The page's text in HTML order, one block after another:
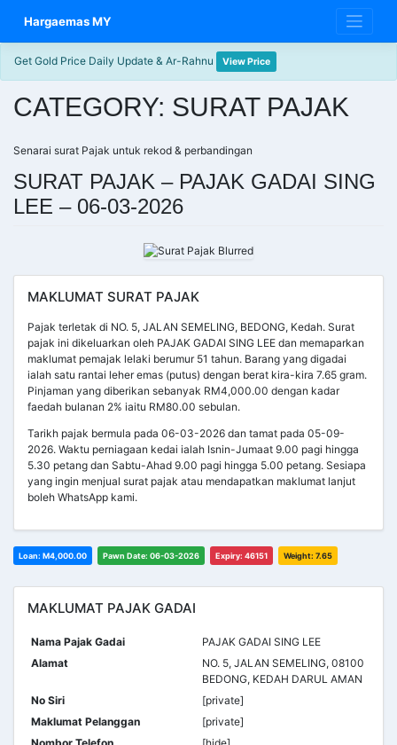
content
Hargaemas MY
Get Gold Price Daily Update & Ar-Rahnu View Price
CATEGORY: SURAT PAJAK
Senarai surat Pajak untuk rekod & perbandingan
SURAT PAJAK – PAJAK GADAI SING
LEE – 06-03-2026
MAKLUMAT SURAT PAJAK
Pajak terletak di NO. 5, JALAN SEMELING, BEDONG, Kedah. Surat
pajak ini dikeluarkan oleh PAJAK GADAI SING LEE dan memaparkan
maklumat pemajak lelaki berumur 51 tahun. Barang yang digadai
ialah satu rantai leher emas (putus) dengan berat kira-kira 7.65 gram.
Pinjaman yang diberikan sebanyak RM4,000.00 dengan kadar
faedah bulanan 2% iaitu RM80.00 sebulan.
Tarikh pajak bermula pada 06-03-2026 dan tamat pada 05-09-
2026. Waktu perniagaan kedai ialah Isnin-Jumaat 9.00 pagi hingga
5.30 petang dan Sabtu-Ahad 9.00 pagi hingga 5.00 petang. Sesiapa
yang ingin menjual surat pajak atau mendapatkan maklumat lanjut
boleh WhatsApp kami.
Loan: M4,000.00 Pawn Date: 06-03-2026 Expiry: 46151 Weight: 7.65
MAKLUMAT PAJAK GADAI
Nama Pajak Gadai
PAJAK GADAI SING LEE
Alamat
NO. 5, JALAN SEMELING, 08100
BEDONG, KEDAH DARUL AMAN
No Siri
[private]
Maklumat Pelanggan
[private]